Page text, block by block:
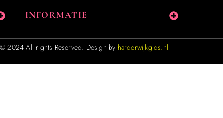
INFORMATIE
© 2024 All rights Reserved. Design by harderwijkgids.nl